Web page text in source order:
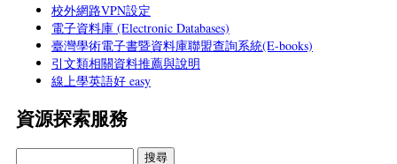
校外網路VPN設定
電子資料庫 (Electronic Databases)
臺灣學術電子書暨資料庫聯盟查詢系統(E-books)
引文類相關資料推薦與說明
線上學英語好 easy
資源探索服務